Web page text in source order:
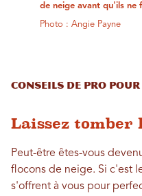
de neige avant qu'ils ne
Photo : Angie Payne
Conseils de pro
Laissez tomber
Peut-être êtes-vous
flocons de neige. Si c'est
s'offrent à vous pour